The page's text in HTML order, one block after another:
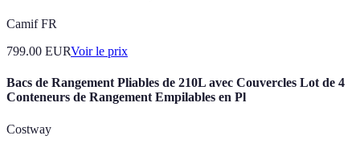
Camif FR
799.00 EURVoir le prix
Bacs de Rangement Pliables de 210L avec Couvercles Lot de 4
Conteneurs de Rangement Empilables en Pl
Costway